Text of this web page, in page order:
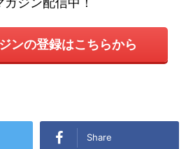
ンの登録はこちらから
Share